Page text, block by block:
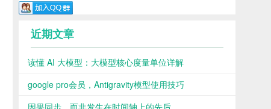
近期文章
读懂 AI 大模型：大模型核心度量单位详解
google pro会员，Antigravity模型使用技巧